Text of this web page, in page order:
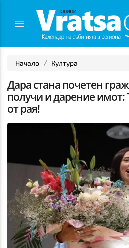
Начало Култура
Дара стана почетен
получи и дарение имот:
от рая!